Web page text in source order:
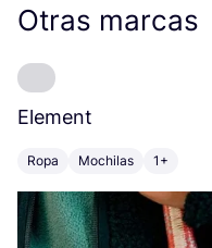
Otras marcas
Element
Ropa Mochilas 1+